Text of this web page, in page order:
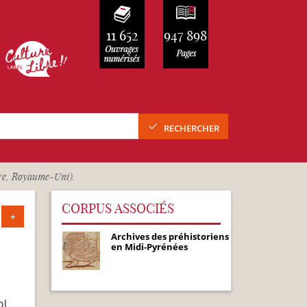
11 652 947 898
RECHERCHER
Royaume-Uni).
+
CORPUS ASSOCIÉS
Archives des préhistoriens
en Midi-Pyrénées